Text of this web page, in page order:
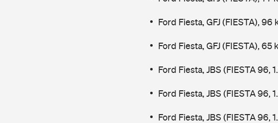
Ford Fiesta, GFJ (FIESTA),
Ford Fiesta, GFJ (FIESTA),
Ford Fiesta, JBS (FIESTA 96,
Ford Fiesta, JBS (FIESTA 96,
Ford Fiesta, JBS (FIESTA 96,